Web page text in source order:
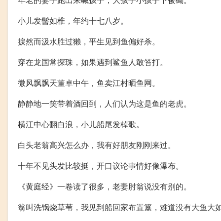
小儿发髻如椎，年约十七八岁。
捩然而汲水胜过獭，平生见到鱼偏好杀。
穿在龙国常探珠，如果遇到鲨鱼人敢笞打。
微风飘飘天董卓中午，鱼卖江村晒鱼网。
静静地一笑带着酒回到，人们认为这是鱼的老虎。
横江中心翻白浪，小儿船尾发棹歌。
白头老翁高兴怎么办，我有好朋友刚刚来过。
十年不见头发比较挺，开口议论事情好像瀑布。
《黄庭经》一卷读了很多，老妻肘翁说没有别的。
翁叫洗锅烧草苇，我见到船回家布置簋，难道没有大鱼大